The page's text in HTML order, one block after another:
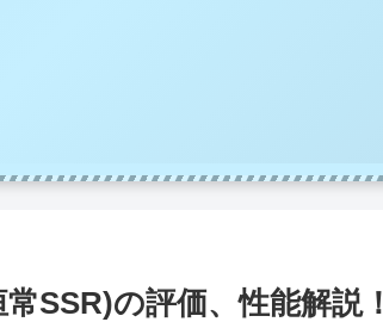
SSR)の評価、性能解説！